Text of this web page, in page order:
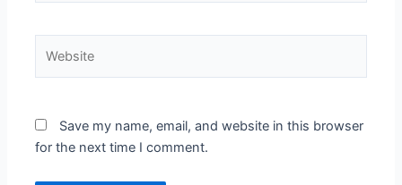
Save my name, email, and website in this browser
for the next time I comment.